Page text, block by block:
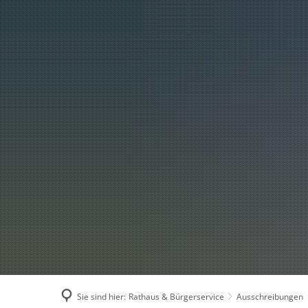
Rathaus &
Unsere Gemeinde
Kommunalpolitik
Bürgerservice
Ämter & Mitarbeiter
Stellenangebote
Ausbildung
Ausschreibungen
Amtliche
Sie sind hier: Rathaus & Bürgerservice Ausschreibungen